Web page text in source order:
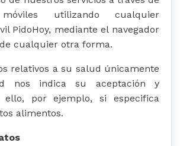
móviles utilizando cualquier
PidoHoy, mediante el navegador
cualquier otra forma.
relativos a su salud únicamente
nos indica su aceptación y
ello, por ejemplo, si especifica
alimentos.